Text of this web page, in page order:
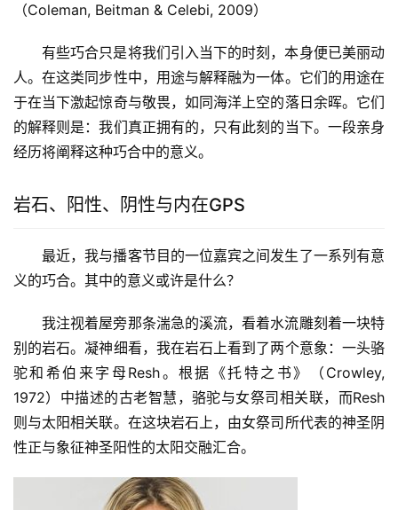
（Coleman, Beitman & Celebi, 2009）
有些巧合只是将我们引入当下的时刻，本身便已美丽动
人。在这类同步性中，用途与解释融为一体。它们的用途在
于在当下激起惊奇与敬畏，如同海洋上空的落日余晖。它们
的解释则是：我们真正拥有的，只有此刻的当下。一段亲身
经历将阐释这种巧合中的意义。
岩石、阳性、阴性与内在GPS
最近，我与播客节目的一位嘉宾之间发生了一系列有意
义的巧合。其中的意义或许是什么？
我注视着屋旁那条湍急的溪流，看着水流雕刻着一块特
别的岩石。凝神细看，我在岩石上看到了两个意象：一头骆
驼和希伯来字母Resh。根据《托特之书》（Crowley,
1972）中描述的古老智慧，骆驼与女祭司相关联，而Resh
则与太阳相关联。在这块岩石上，由女祭司所代表的神圣阴
性正与象征神圣阳性的太阳交融汇合。